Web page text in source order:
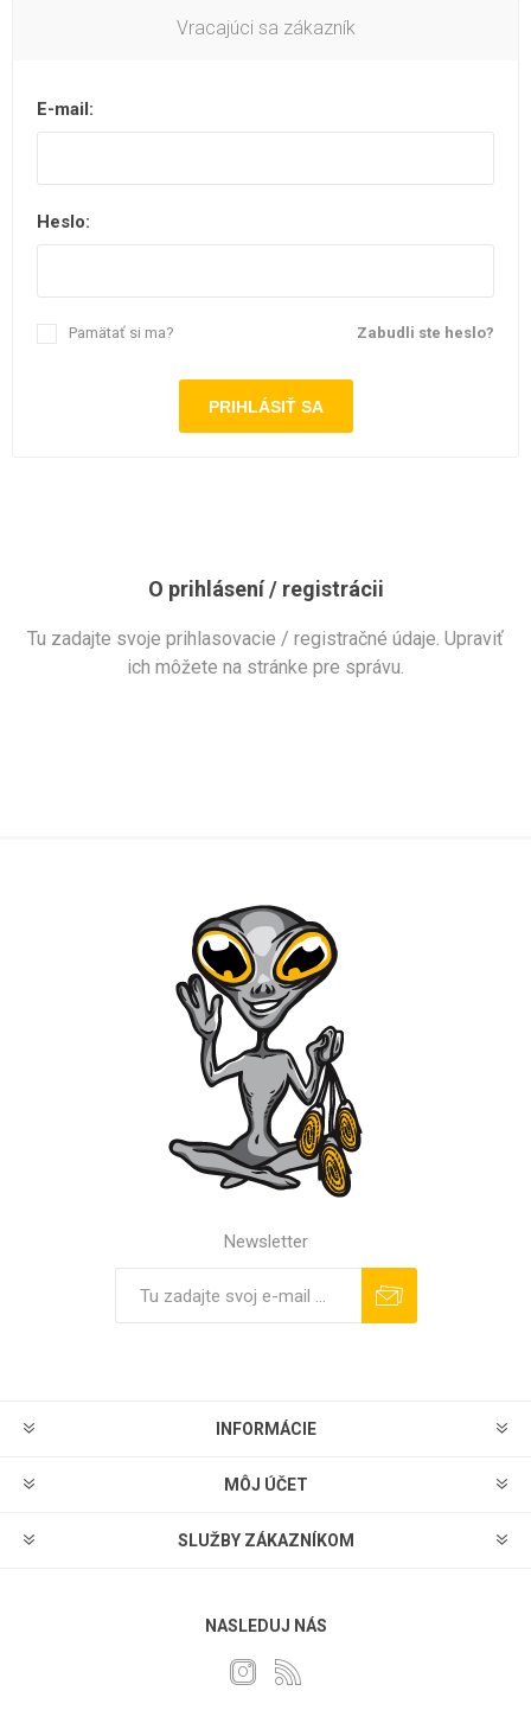
Vracajúci sa zákazník
E-mail:
Heslo:
Zabudli ste heslo?
Pamätať si ma?
O prihlásení / registrácii
Tu zadajte svoje prihlasovacie / registračné údaje. Upraviť
ich môžete na stránke pre správu.
Newsletter
INFORMÁCIE
MÔJ ÚČET
SLUŽBY ZÁKAZNÍKOM
NASLEDUJ NÁS